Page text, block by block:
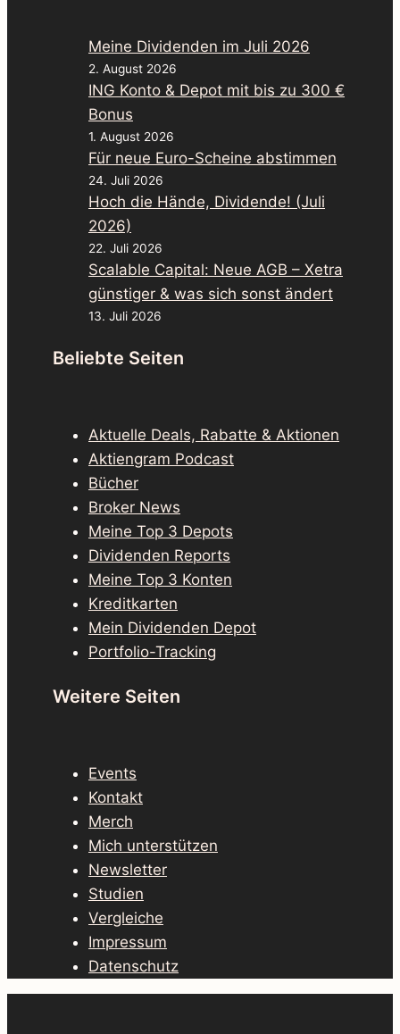
Meine Dividenden im Juli 2026
2. August 2026
ING Konto & Depot mit bis zu 300 €
Bonus
1. August 2026
Für neue Euro-Scheine abstimmen
24. Juli 2026
Hoch die Hände, Dividende! (Juli
2026)
22. Juli 2026
Scalable Capital: Neue AGB – Xetra
günstiger & was sich sonst ändert
13. Juli 2026
Beliebte Seiten
Aktuelle Deals, Rabatte & Aktionen
Aktiengram Podcast
Bücher
Broker News
Meine Top 3 Depots
Dividenden Reports
Meine Top 3 Konten
Kreditkarten
Mein Dividenden Depot
Portfolio-Tracking
Weitere Seiten
Events
Kontakt
Merch
Mich unterstützen
Newsletter
Studien
Vergleiche
Impressum
Datenschutz